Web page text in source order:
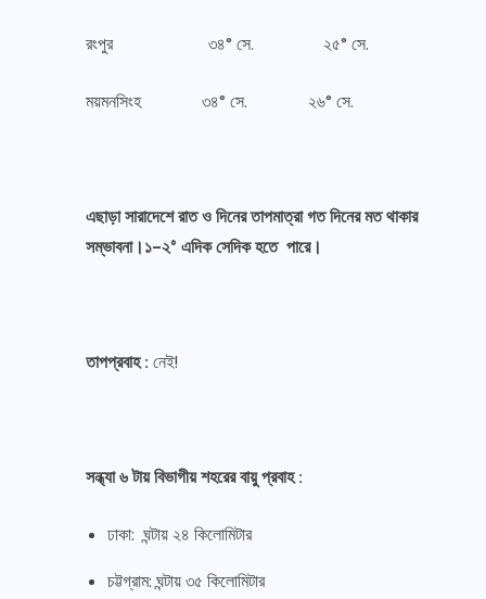
রংপুর ৩৪° সে. ২৫° সে.
ময়মনসিংহ ৩৪° সে. ২৬° সে.
এছাড়া সারাদেশে রাত ও দিনের তাপমাত্রা গত দিনের মত থাকার
সম্ভাবনা।১-২° এদিক সেদিক হতে পারে।
তাপপ্রবাহ : নেই!
সন্ধ্যা ৬ টায় বিভাগীয় শহরের বায়ু প্রবাহ :
ঢাকা: ঘন্টায় ২৪ কিলোমিটার
চট্টগ্রাম: ঘন্টায় ৩৫ কিলোমিটার